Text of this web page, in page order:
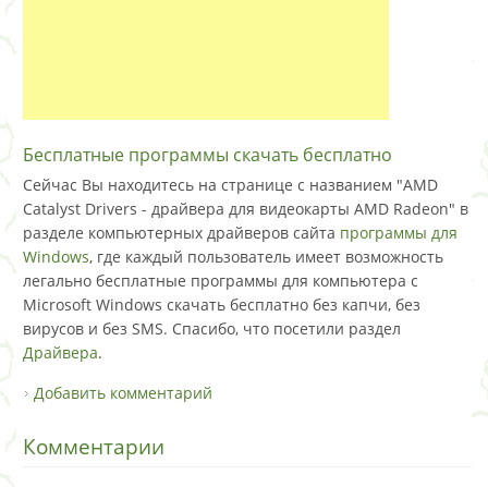
Бесплатные программы скачать бесплатно
Сейчас Вы находитесь на странице с названием "AMD
Catalyst Drivers - драйвера для видеокарты AMD Radeon" в
разделе компьютерных драйверов сайта программы для
Windows, где каждый пользователь имеет возможность
легально бесплатные программы для компьютера с
Microsoft Windows скачать бесплатно без капчи, без
вирусов и без SMS. Спасибо, что посетили раздел
Драйвера.
Добавить комментарий
Комментарии